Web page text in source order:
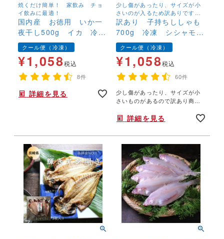
焼くだけ簡単！ 家飲み チョ
イ飲みに最適！
国内産 お徳用 いか一
夜干し500g イカ 冷
凍 カット済
クール便（冷凍）
¥1,058税込
8件
詳細を見る
少し傷があったり、サイズが小
さいのが入るため訳ありです
が、味は一級品！
訳あり 子持ちししゃも
700g 冷凍 シシャモ
樺太ししゃも
クール便（冷凍）
¥1,058税込
60件
少し傷があったり、サイズが小
さいものがあるので訳あり商品
っかり干す事で旨味が凝縮！外
り、脂も乗っていてジューシー
です。
詳細を見る